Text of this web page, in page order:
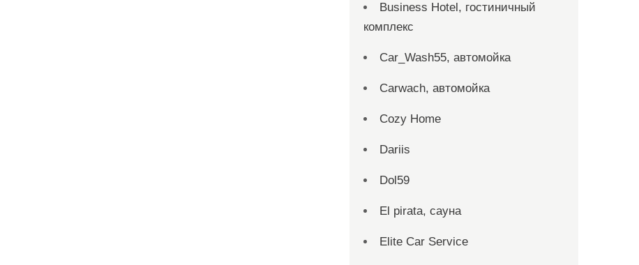
Business Hotel, гостиничный
комплекс
Car_Wash55, автомойка
Carwach, автомойка
Cozy Home
Dariis
Dol59
El pirata, сауна
Elite Car Service